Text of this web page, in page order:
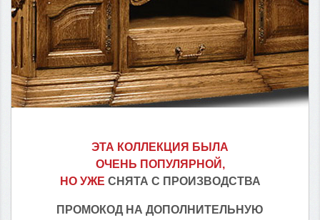
ЭТА КОЛЛЕКЦИЯ БЫЛА
ОЧЕНЬ ПОПУЛЯРНОЙ,
НО УЖЕ СНЯТА С ПРОИЗВОДСТВА
ПРОМОКОД НА ДОПОЛНИТЕЛЬНУЮ